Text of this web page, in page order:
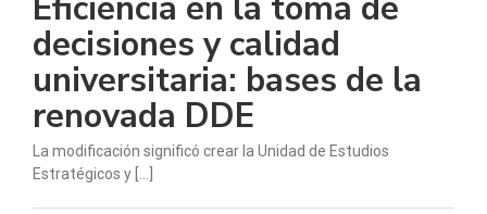
decisiones y calidad
universitaria: bases de la
renovada DDE
La modificación significó crear la Unidad de Estudios
Estratégicos y [...]